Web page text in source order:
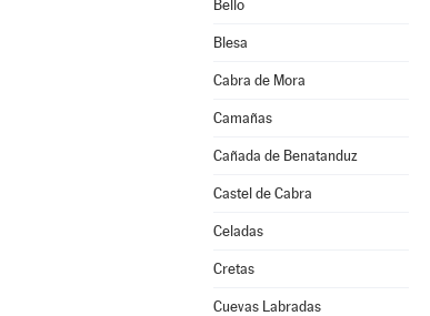
Bello
Blesa
Cabra de Mora
Camañas
Cañada de Benatanduz
Castel de Cabra
Celadas
Cretas
Cuevas Labradas